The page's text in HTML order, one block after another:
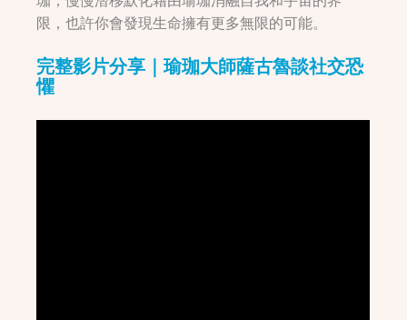
限，也許你會發現生命擁有更多無限的可能。
完整影片分享｜瑜珈大師薩古魯談社交恐
懼